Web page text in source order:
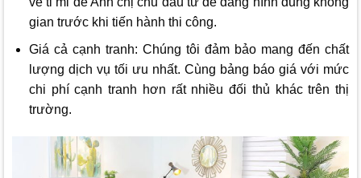
gian trước khi tiến hành thi công.
Giá cả cạnh tranh: Chúng tôi đảm bảo mang đến chất
lượng dịch vụ tối ưu nhất. Cùng bảng báo giá với mức
chi phí cạnh tranh hơn rất nhiều đối thủ khác trên thị
trường.